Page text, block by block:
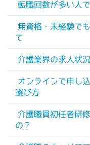
転職回数が多い人
無資格・未経験で
て
介護業界の求人状
オンラインで申し
選び方
介護職員初任者研
の？